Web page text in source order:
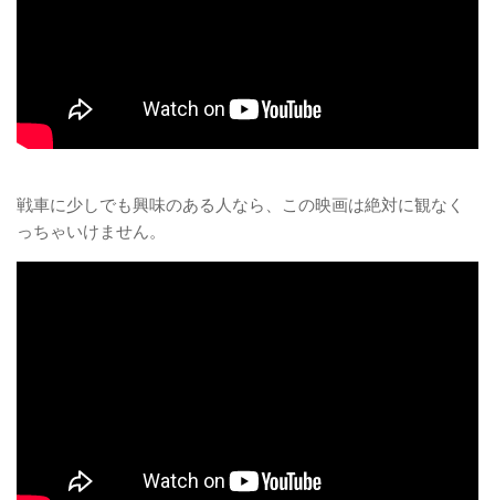
戦車に少しでも興味のある人なら、この映画は絶対に観なく
っちゃいけません。